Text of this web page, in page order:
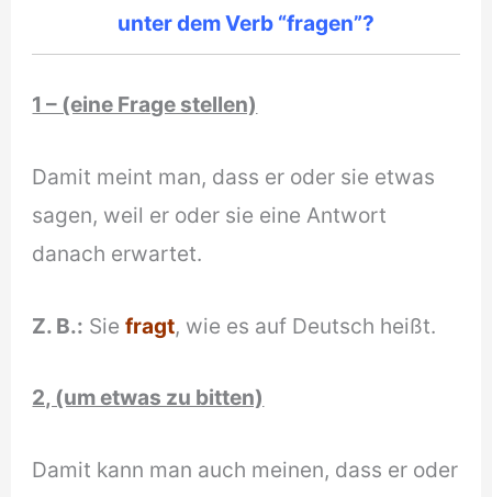
unter dem Verb “fragen”?
1 – (eine Frage stellen)
Damit meint man, dass er oder sie etwas
sagen, weil er oder sie eine Antwort
danach erwartet.
Z. B.: Siefragt, wie es auf Deutsch heißt.
2, (um etwas zu bitten)
Damit kann man auch meinen, dass er oder